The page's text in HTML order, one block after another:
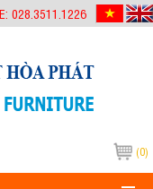
028.3511.1226
(0)